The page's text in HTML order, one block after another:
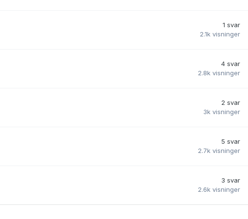
1 svar
2.1k visninger
4 svar
2.8k visninger
2 svar
3k visninger
5 svar
2.7k visninger
3 svar
2.6k visninger